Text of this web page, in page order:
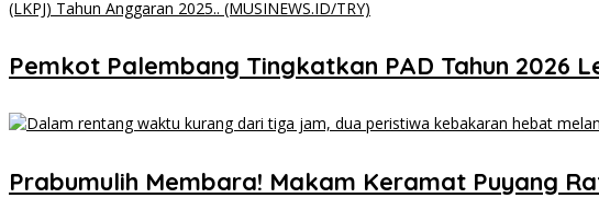
Pemkot Palembang Tingkatkan PAD Tahun
Prabumulih Membara! Makam Keramat Puyang